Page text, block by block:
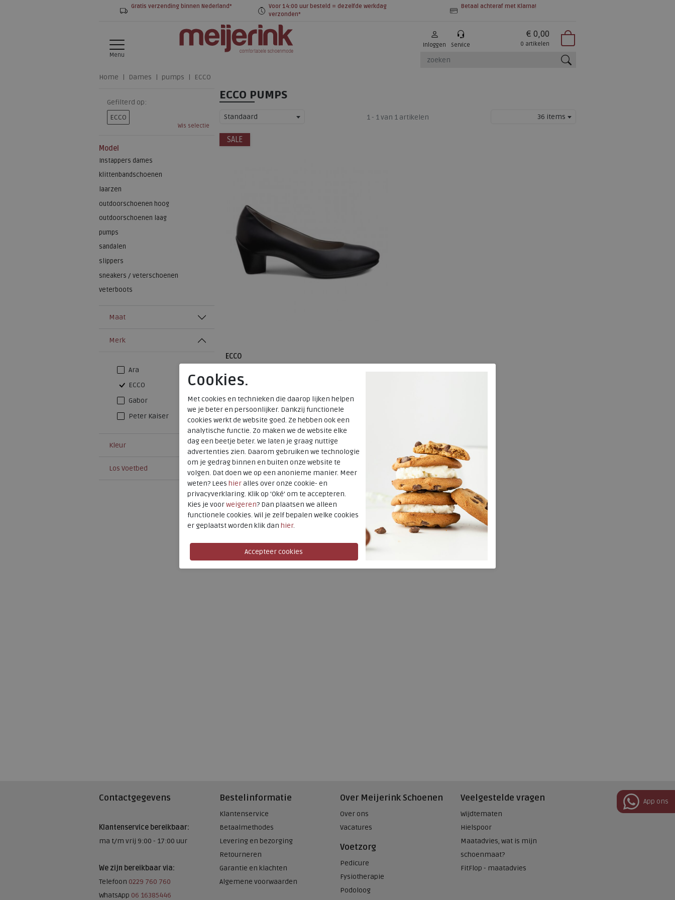
Gratis verzending binnen Nederland*
Voor 14:00 uur besteld = dezelfde werkdag
verzonden*
Betaal achteraf met Klarna!
Menu
Inloggen Service
€ 0,00
0 artikelen
Home Dames pumps ECCO
Gefilterd op:
ECCO
Wis selectie
Model
Instappers dames
klittenbandschoenen
laarzen
outdoorschoenen hoog
outdoorschoenen laag
pumps
sandalen
slippers
sneakers / veterschoenen
veterboots
Maat
Merk
Ara
ECCO
Gabor
Peter Kaiser
Kleur
Los Voetbed
ECCO PUMPS
Standaard 1 - 1 van 1 artikelen 36 items
SALE
ECCO
Sculptured 45 black
€ 129,99
€ 77,99
37 42
Contactgegevens
Klantenservice bereikbaar:
ma t/m vrij 9:00 - 17:00 uur
We zijn bereikbaar via:
Telefoon 0229 760 760
WhatsApp 06 16385446
Bestelinformatie
Klantenservice
Betaalmethodes
Levering en bezorging
Retourneren
Garantie en klachten
Algemene voorwaarden
Over Meijerink Schoenen
Over ons
Vacatures
Voetzorg
Pedicure
Fysiotherapie
Podoloog
Veelgestelde vragen
Wijdtematen
Hielspoor
Maatadvies, wat is mijn
schoenmaat?
FitFlop - maatadvies
App ons
Cookies.
Met cookies en technieken die daarop lijken helpen
we je beter en persoonlijker. Dankzij functionele
cookies werkt de website goed. Ze hebben ook een
analytische functie. Zo maken we de website elke
dag een beetje beter. We laten je graag nuttige
advertenties zien. Daarom gebruiken we technologie
om je gedrag binnen en buiten onze website te
volgen. Dat doen we op een anonieme manier. Meer
weten? Lees hieralles over onze cookie- en
privacyverklaring. Klik op 'Oké' om te accepteren.
Kies je voorweigeren? Dan plaatsen we alleen
functionele cookies. Wil je zelf bepalen welke cookies
er geplaatst worden klik dan hier.